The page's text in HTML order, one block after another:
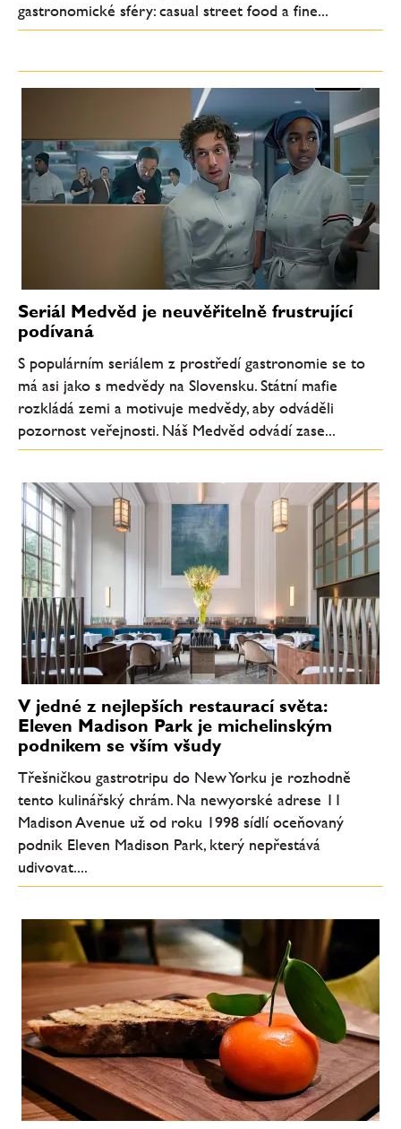
gastronomické sféry: casual street food a fine...
Seriál Medvěd je neuvěřitelně frustrující
podívaná
S populárním seriálem z prostředí gastronomie se to
má asi jako s medvědy na Slovensku. Státní mafie
rozkládá zemi a motivuje medvědy, aby odváděli
pozornost veřejnosti. Náš Medvěd odvádí zase...
V jedné z nejlepších restaurací světa:
Eleven Madison Park je michelinským
podnikem se vším všudy
Třešničkou gastrotripu do New Yorku je rozhodně
tento kulinářský chrám. Na newyorské adrese 11
Madison Avenue už od roku 1998 sídlí oceňovaný
podnik Eleven Madison Park, který nepřestává
udivovat....